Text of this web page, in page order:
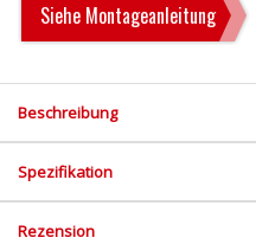
Siehe Montageanleitung
Beschreibung
Spezifikation
Rezension